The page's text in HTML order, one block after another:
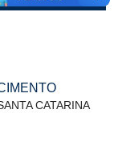
CATARINA